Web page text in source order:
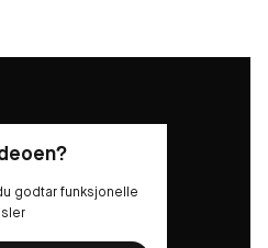
godtar funksjonelle